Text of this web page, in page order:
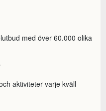
med över 60.000 olika
aktiviteter varje kväll